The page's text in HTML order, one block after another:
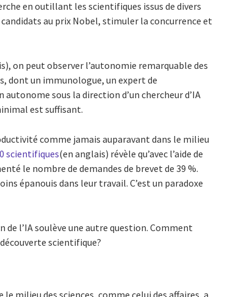
en outillant les scientifiques issus de divers
au prix Nobel, stimuler la concurrence et
on peut observer l’autonomie remarquable des
dont un immunologue, un expert de
sous la direction d’un chercheur d’IA
est suffisant.
comme jamais auparavant dans le milieu
scientifiques(en anglais) révèle qu’avec l’aide de
le nombre de demandes de brevet de 39 %.
épanouis dans leur travail. C’est un paradoxe
l’IA soulève une autre question. Comment
scientifique?